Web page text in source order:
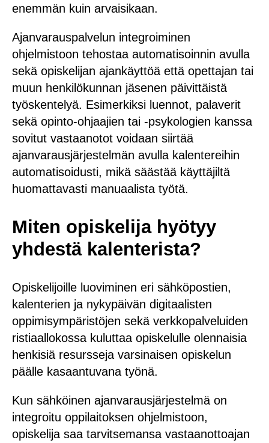
enemmän kuin arvaisikaan.
Ajanvarauspalvelun integroiminen
ohjelmistoon tehostaa automatisoinnin avulla
sekä opiskelijan ajankäyttöä että opettajan tai
muun henkilökunnan jäsenen päivittäistä
työskentelyä. Esimerkiksi luennot, palaverit
sekä opinto-ohjaajien tai -psykologien kanssa
sovitut vastaanotot voidaan siirtää
ajanvarausjärjestelmän avulla kalentereihin
automatisoidusti, mikä säästää käyttäjiltä
huomattavasti manuaalista työtä.
Miten opiskelija hyötyy
yhdestä kalenterista?
Opiskelijoille luoviminen eri sähköpostien,
kalenterien ja nykypäivän digitaalisten
oppimisympäristöjen sekä verkkopalveluiden
ristiaallokossa kuluttaa opiskelulle olennaisia
henkisiä resursseja varsinaisen opiskelun
päälle kasaantuvana työnä.
Kun sähköinen ajanvarausjärjestelmä on
integroitu oppilaitoksen ohjelmistoon,
opiskelija saa tarvitsemansa vastaanottoajan